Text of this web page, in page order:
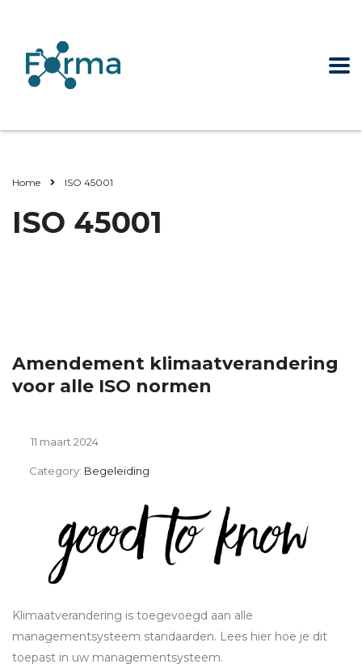
Home ISO 45001
ISO 45001
Amendement klimaatverandering
voor alle ISO normen
11 maart 2024
Category: Begeleiding
Klimaatverandering is toegevoegd aan alle
managementsysteem standaarden. Lees hier hoe je dit
toepast in uw managementsysteem.